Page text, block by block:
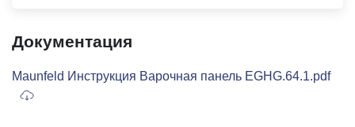
Документация
Maunfeld Инструкция Варочная панель EGHG.64.1.pdf